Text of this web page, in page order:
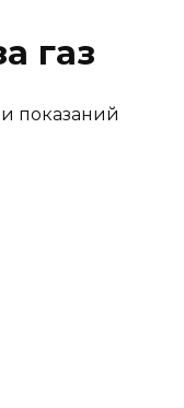
газ
показаний